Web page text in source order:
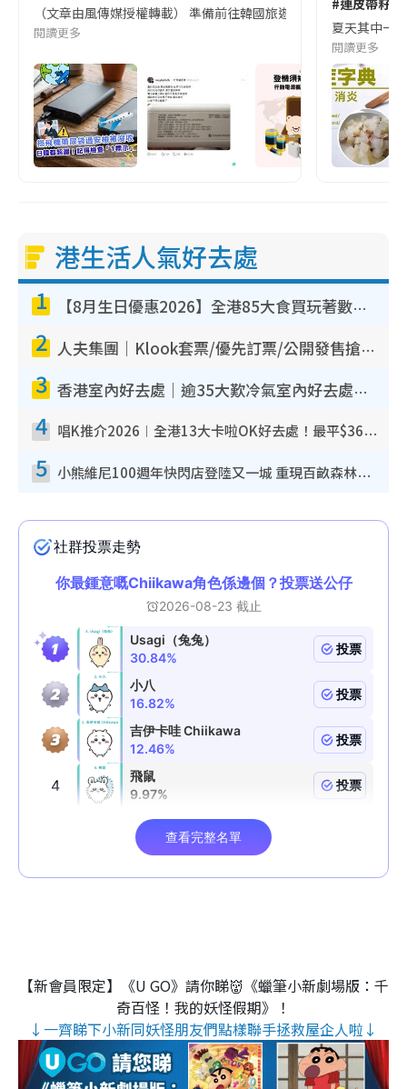
（文章由風傳媒授權轉載） 準備前往韓國旅遊的民眾，近期要
閱讀更多
#連皮帶籽
夏天其中一
閱讀更多
港生活人氣好去處
1 【8月生日優惠2026】全港85大食買玩著數攻略 自助餐/火鍋放題同行免費＋誠品/DONKI送現金券
2 人夫集團｜Klook套票/優先訂票/公開發售搶飛攻略！附票價.購票連結.場地座位表
3 香港室內好去處｜逾35大歎冷氣室內好去處推介 室內活動免費避雨無懼落雨
4 唱K推介2026︱全港13大卡啦OK好去處！最平$36起 日文K都有！(附地址+收費詳情)
5 小熊維尼100週年快閃店登陸又一城 重現百畝森林經典場景／獨家限定盲盒登場／專屬DIY香水
【新會員限定】《U GO》請你睇👹《蠟筆小新劇場版：千
奇百怪！我的妖怪假期》！
↓一齊睇下小新同妖怪朋友們點樣聯手拯救屋企人啦↓